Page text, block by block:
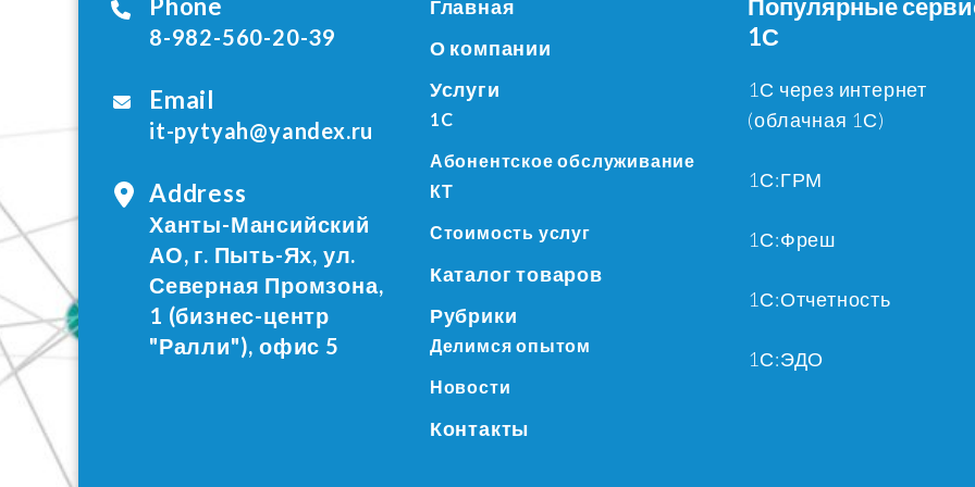
Phone
8-982-560-20-39
Email
it-pytyah@yandex.ru
Address
Ханты-Мансийский
АО, г. Пыть-Ях, ул.
Северная Промзона,
1 (бизнес-центр
"Ралли"), офис 5
Главная
О компании
Услуги
1C
Абонентское обслуживание
КТ
Стоимость услуг
Каталог товаров
Рубрики
Делимся опытом
Новости
Контакты
Популярные
1С
1С через интернет
(облачная 1С)
1С:ГРМ
1С:Фреш
1С:Отчетность
1С:ЭДО